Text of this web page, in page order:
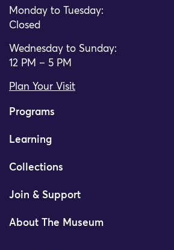
Monday to Tuesday:
Closed
Wednesday to Sunday:
12 PM – 5 PM
Plan Your Visit
Programs
Learning
Collections
Join & Support
About The Museum